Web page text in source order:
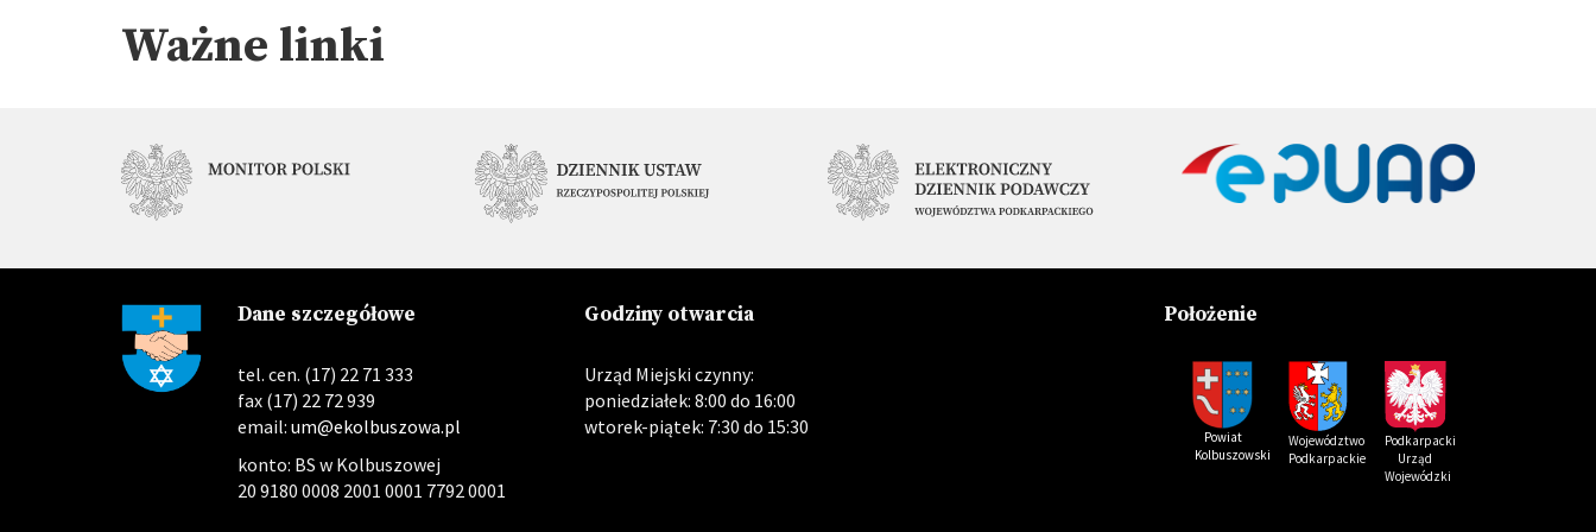
Ważne linki
Dane szczegółowe
tel. cen. (17) 22 71 333
fax (17) 22 72 939
email: um@ekolbuszowa.pl
konto: BS w Kolbuszowej
20 9180 0008 2001 0001 7792 0001
Godziny otwarcia
Urząd Miejski czynny:
poniedziałek: 8:00 do 16:00
wtorek-piątek: 7:30 do 15:30
Położenie
Powiat
Kolbuszowski
Województwo
Podkarpackie
Podkarpacki
Urząd
Wojewódzki